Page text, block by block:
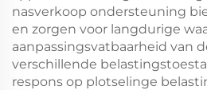
nasverkoop ondersteuning
en zorgen voor langdurige
aanpassingsvatbaarheid van
verschillende
respons op plotselinge